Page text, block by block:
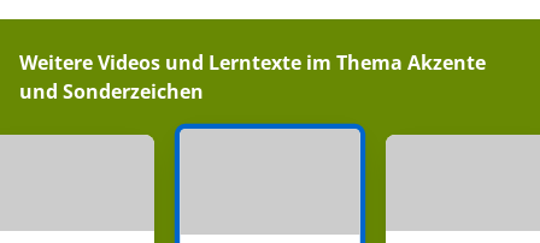
Weitere Videos und Lerntexte im Thema Akzente
und Sonderzeichen